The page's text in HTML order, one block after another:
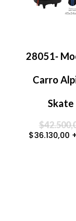
28051-
Carro
Skate
$
$36.130,00